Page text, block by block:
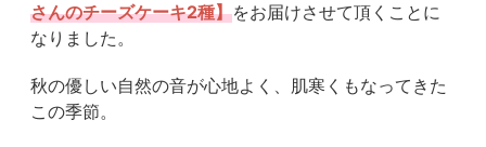
さんのチーズケーキ2種】をお届けさせて頂くことに
なりました。
秋の優しい自然の音が心地よく、肌寒くもなってきた
この季節。